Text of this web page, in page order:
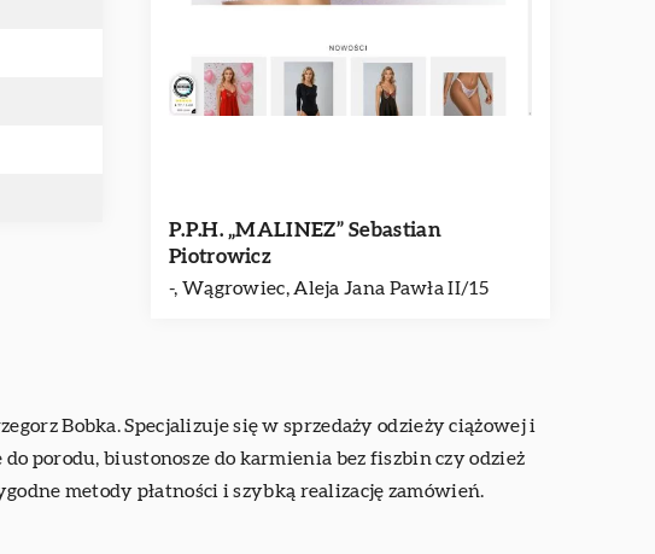
P.P.H. „MALINEZ” Sebastian
Piotrowicz
-, Wągrowiec, Aleja Jana Pawła II/15
Bobka. Specjalizuje się w sprzedaży odzieży ciążowej i
porodu, biustonosze do karmienia bez fiszbin czy odzież
metody płatności i szybką realizację zamówień.